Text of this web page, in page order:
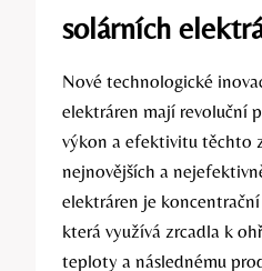
solárních
Nové technologické
elektráren mají revoluční
výkon a efektivitu těchto
nejnovějších a
elektráren je
která využívá zrcadla k
teploty a následnému